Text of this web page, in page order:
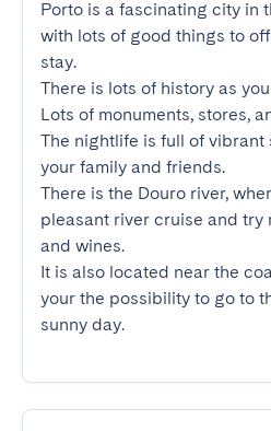
Porto is a fascinating city in
with lots of good things to
stay.
There is lots of history as
Lots of monuments, stores,
The nightlife is full of vibrant
your family and friends.
There is the Douro river,
pleasant river cruise and try
and wines.
It is also located near the
your the possibility to go to
sunny day.